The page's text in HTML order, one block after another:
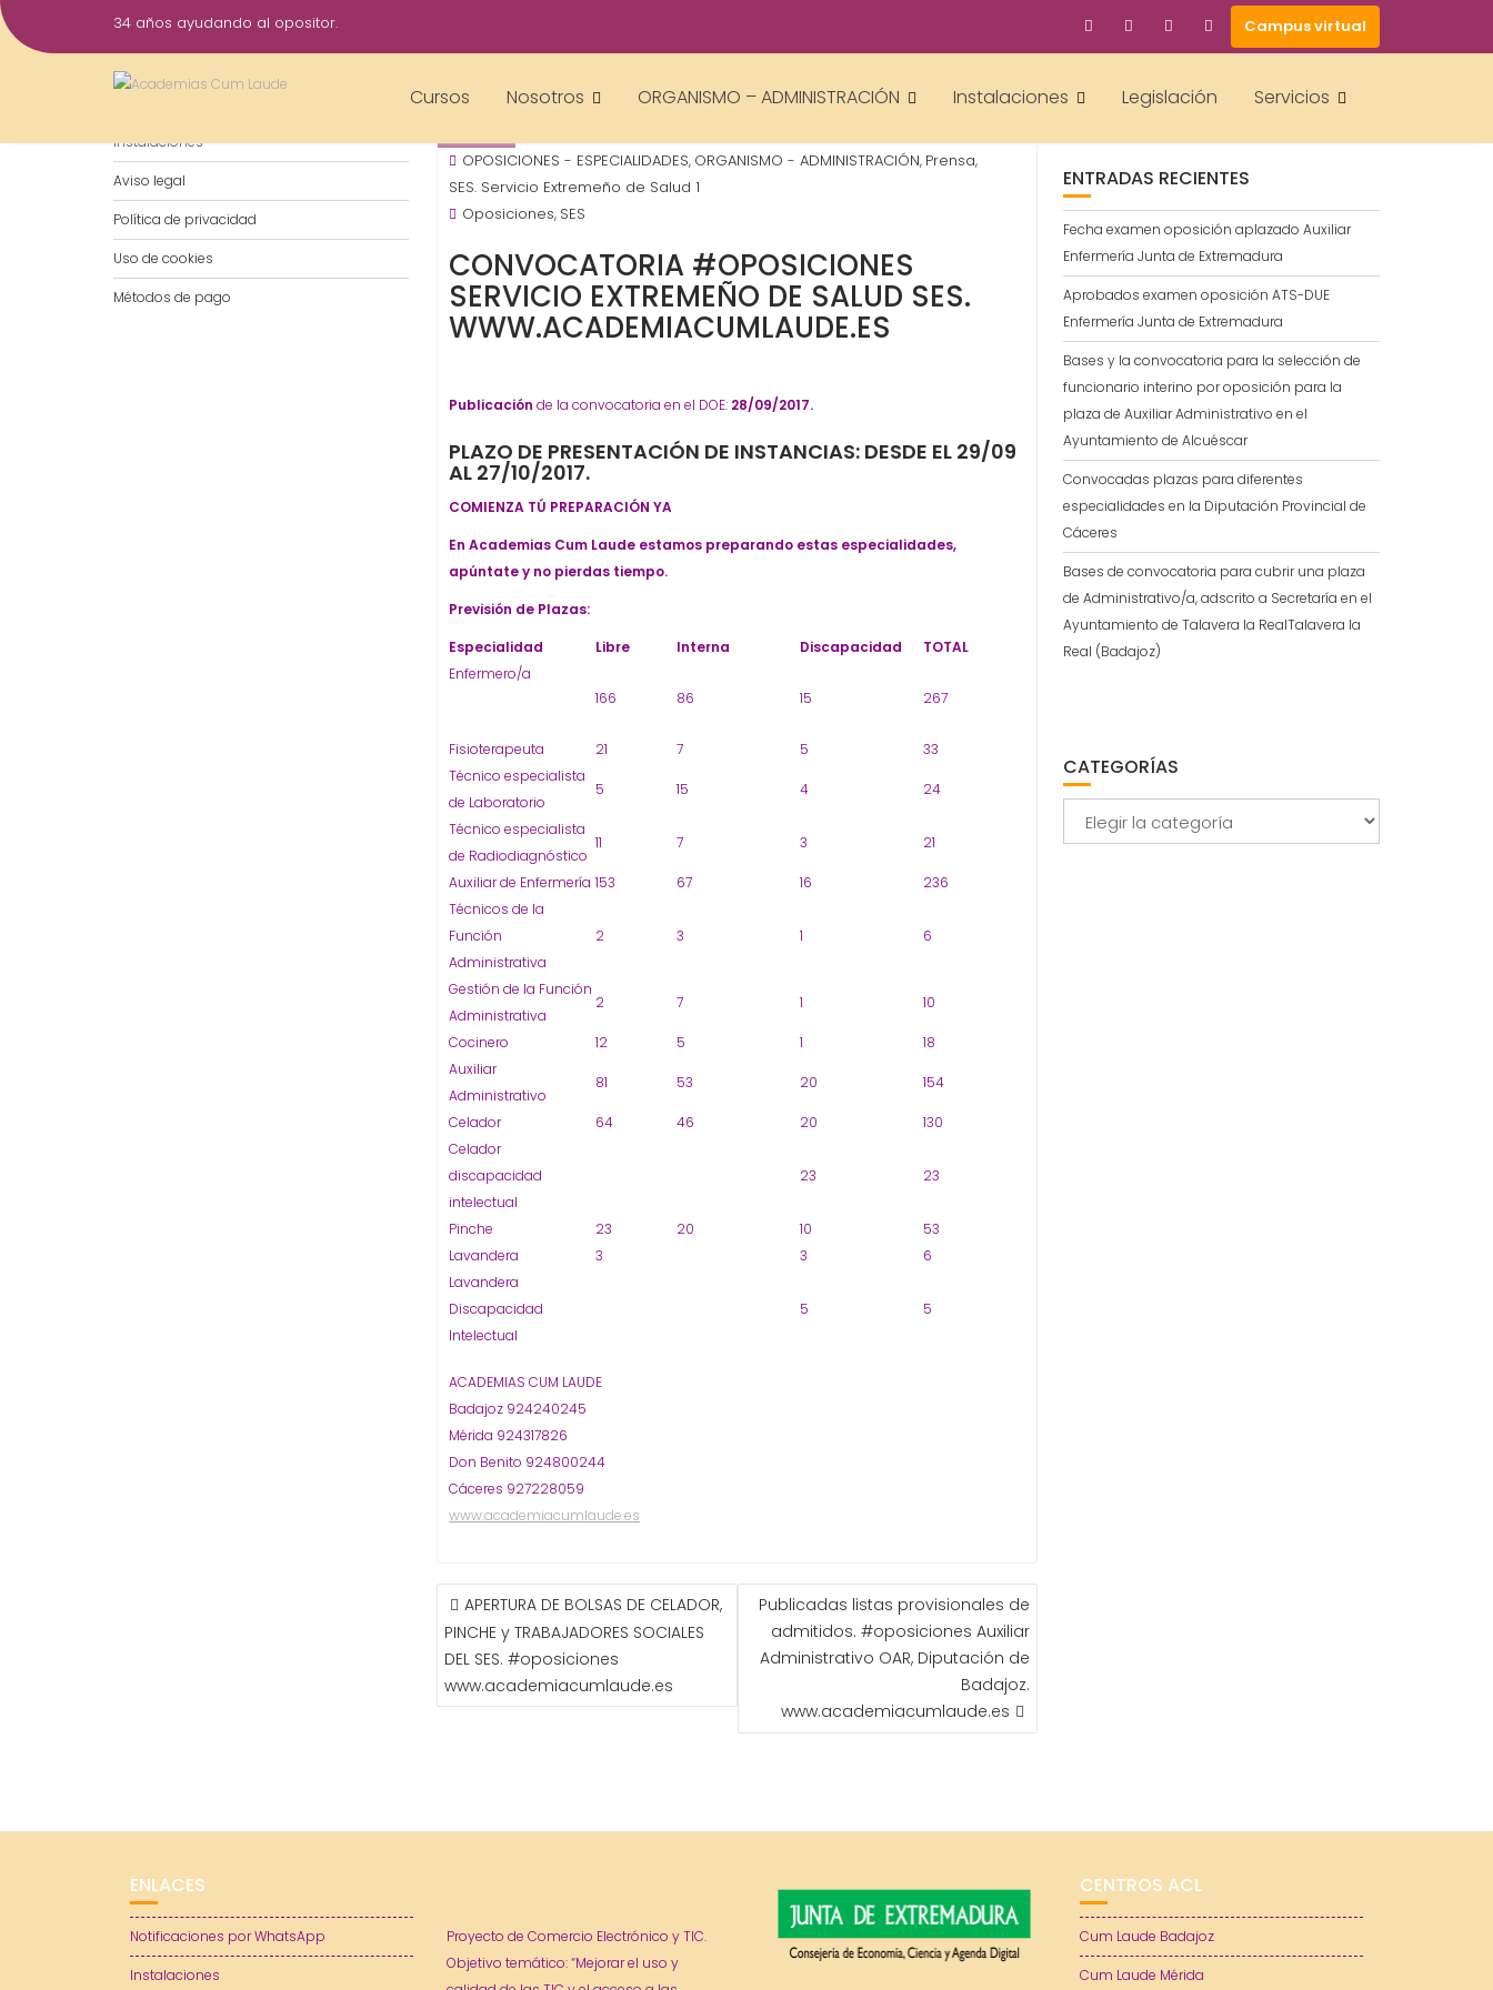
Saltar
al
34 años ayudando al opositor. Campus virtual
Cursos Nosotros ORGANISMO – ADMINISTRACIÓN Instalaciones Legislación Servicios
27 academiacumlaudeoposiciones
OPOSICIONES - ESPECIALIDADES, ORGANISMO - ADMINISTRACIÓN, Prensa,
SES. Servicio Extremeño de Salud 1
Oposiciones, SES
CONVOCATORIA #OPOSICIONES
SERVICIO EXTREMEÑO DE SALUD SES.
WWW.ACADEMIACUMLAUDE.ES
Publicación de la convocatoria en el DOE: 28/09/2017.
PLAZO DE PRESENTACIÓN DE INSTANCIAS: DESDE EL 29/09
AL 27/10/2017.
COMIENZA TÚ PREPARACIÓN YA
En Academias Cum Laude estamos preparando estas especialidades,
apúntate y no pierdas tiempo.
Previsión de Plazas:
Especialidad
Libre Interna Discapacidad
TOTAL
Enfermero/a
166
86 15 267
Fisioterapeuta 21 7 5
33
Técnico especialista
de Laboratorio
5 15 4 24
Técnico especialista
de Radiodiagnóstico
11 7 3 21
Auxiliar de Enfermería 153 67 16
236
Técnicos de la
Función
Administrativa
2 3 1 6
Gestión de la Función
Administrativa
2 7 1 10
Cocinero 12 5 1
18
Auxiliar
Administrativo
81 53 20 154
Celador 64 46 20
130
Celador
discapacidad
intelectual
23 23
Pinche 23 20 10
53
Lavandera
3 3
6
Lavandera
Discapacidad
Intelectual
5 5
ACADEMIAS CUM LAUDE
Badajoz 924240245
Mérida 924317826
Don Benito 924800244
Cáceres 927228059
www.academiacumlaude.es
NAVEGACIÓN
DE
ENTRADAS
APERTURA DE BOLSAS DE CELADOR,
PINCHE y TRABAJADORES SOCIALES
DEL SES. #oposiciones
www.academiacumlaude.es
Publicadas listas provisionales de
admitidos. #oposiciones Auxiliar
Administrativo OAR, Diputación de
Badajoz.
www.academiacumlaude.es
Instalaciones
Aviso legal
Política de privacidad
Uso de cookies
Métodos de pago
ENTRADAS RECIENTES
Fecha examen oposición aplazado Auxiliar
Enfermería Junta de Extremadura
Aprobados examen oposición ATS-DUE
Enfermería Junta de Extremadura
Bases y la convocatoria para la selección de
funcionario interino por oposición para la
plaza de Auxiliar Administrativo en el
Ayuntamiento de Alcuéscar
Convocadas plazas para diferentes
especialidades en la Diputación Provincial de
Cáceres
Bases de convocatoria para cubrir una plaza
de Administrativo/a, adscrito a Secretaría en el
Ayuntamiento de Talavera la RealTalavera la
Real (Badajoz)
CATEGORÍAS
ENLACES
Notificaciones por WhatsApp
Instalaciones
Proyecto de Comercio Electrónico y TIC.
Objetivo temático: “Mejorar el uso y
CENTROS ACL
Cum Laude Badajoz
Cum Laude Mérida